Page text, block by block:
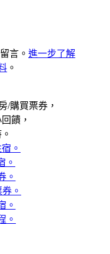
言。 進一步了解
。
/購買票券，
饋，
。
。
。
。
。
。